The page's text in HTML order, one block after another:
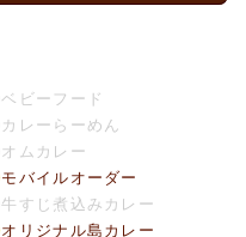
ベビーフード
カレーらーめん
オムカレー
モバイルオーダー
牛すじ煮込みカレー
オリジナル島カレー